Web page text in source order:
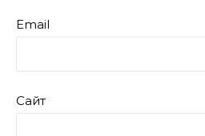
Email
Сайт